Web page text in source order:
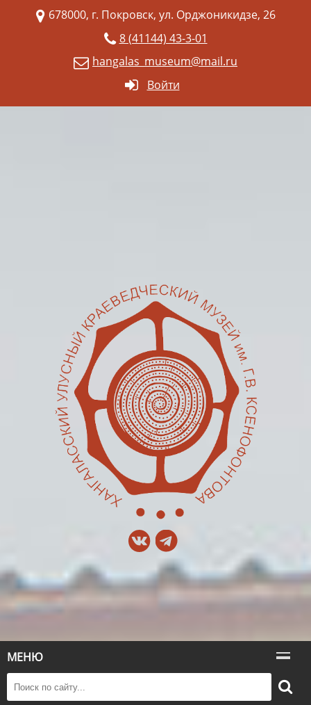
678000, г. Покровск, ул. Орджоникидзе, 26
8 (41144) 43-3-01
hangalas_museum@mail.ru
Войти
МЕНЮ